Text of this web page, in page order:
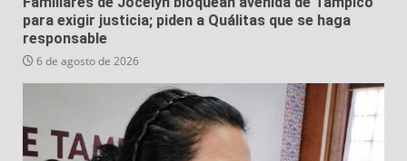
para exigir justicia; piden a Quálitas que se haga
responsable
6 de agosto de 2026